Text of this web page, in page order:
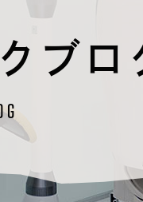
ブロ